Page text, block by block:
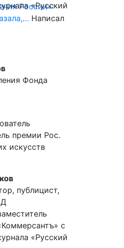
России»:
Написал
«Русский
Фонда
премии Рос.
искусств
публицист,
с
«Русский